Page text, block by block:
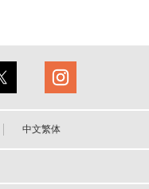
中文繁体